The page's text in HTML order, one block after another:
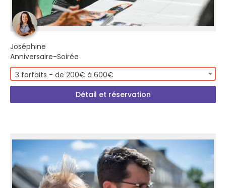
Joséphine
Anniversaire-Soirée
3 forfaits - de 200€ à 600€
Détail et réservation